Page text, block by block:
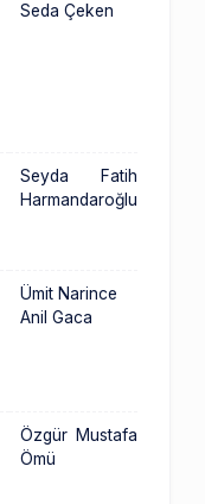
Seda Çeken
Seyda Fatih
Harmandaroğlu
Ümit Narince
Anil Gaca
Özgür Mustafa
Ömü